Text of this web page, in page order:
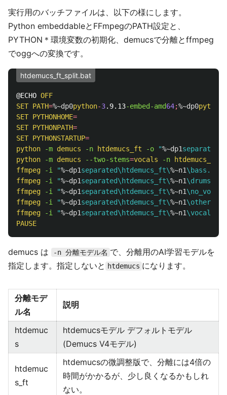
実行用のバッチファイルは、以下の様にします。
Python embeddableとFFmpegのPATH設定と、
PYTHON＊環境変数の初期化、demucsで分離とffmpeg
でoggへの変換です。
htdemucs_ft_split.bat
@ECHO OFF
SET PATH=%~dp0python-3.9.13-embed-amd64;%~dp0python
SET PYTHONHOME=
SET PYTHONPATH=
SET PYTHONSTARTUP=
python
-m demucs -n htdemucs_ft -o "%~dp1separated"
python
-m demucs --two-stems=vocals -n htdemucs_ft
ffmpeg
-i "%~dp1separated\htdemucs_ft\%~n1\bass.wav"
ffmpeg
-i "%~dp1separated\htdemucs_ft\%~n1
ffmpeg
-i "%~dp1separated\htdemucs_ft\%~n1
ffmpeg
-i "%~dp1separated\htdemucs_ft\%~n1
ffmpeg
-i "%~dp1separated\htdemucs_ft\%~n1
PAUSE
demucs は -n 分離モデル名 で、分離用のAI学習モデルを
指定します。指定しないと htdemucs になります。
分離モデ
ル名
説明
htdemuc
s
htdemucsモデル デフォルトモデル
(Demucs V4モデル)
htdemuc
s_ft
htdemucsの微調整版で、分離には4倍の
時間がかかるが、少し良くなるかもしれ
ない。